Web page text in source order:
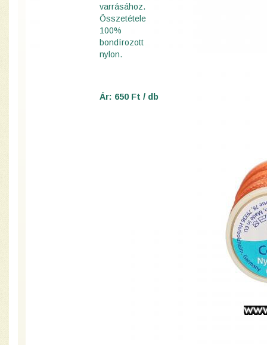
varrásához.
Összetétele
100%
bondírozott
nylon.
Ár: 650 Ft / db